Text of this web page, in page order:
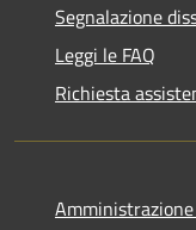
Segnalazione
Leggi le FAQ
Richiesta